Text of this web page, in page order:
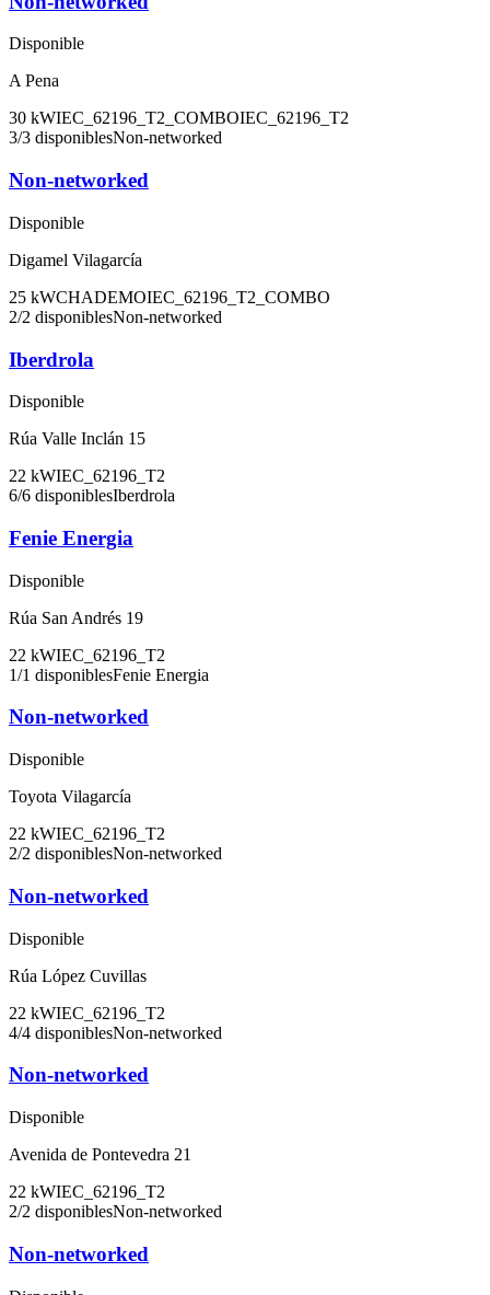
Disponible
A Pena
30 kWIEC_62196_T2_COMBOIEC_62196_T2
3/3 disponiblesNon-networked
Non-networked
Disponible
Digamel Vilagarcía
25 kWCHADEMOIEC_62196_T2_COMBO
2/2 disponiblesNon-networked
Iberdrola
Disponible
Rúa Valle Inclán 15
22 kWIEC_62196_T2
6/6 disponiblesIberdrola
Fenie Energia
Disponible
Rúa San Andrés 19
22 kWIEC_62196_T2
1/1 disponiblesFenie Energia
Non-networked
Disponible
Toyota Vilagarcía
22 kWIEC_62196_T2
2/2 disponiblesNon-networked
Non-networked
Disponible
Rúa López Cuvillas
22 kWIEC_62196_T2
4/4 disponiblesNon-networked
Non-networked
Disponible
Avenida de Pontevedra 21
22 kWIEC_62196_T2
2/2 disponiblesNon-networked
Non-networked